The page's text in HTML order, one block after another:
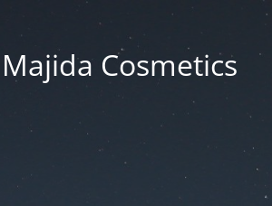
Majida Cosmetics